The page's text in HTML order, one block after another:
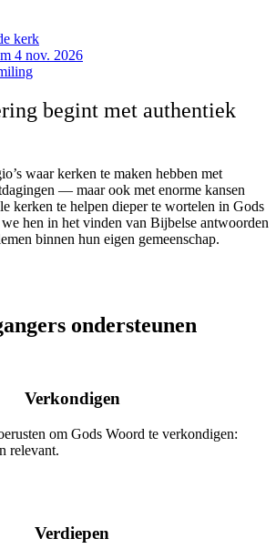
kerk
4 nov. 2026
begint met authentiek
waar kerken te maken hebben met
— maar ook met enorme kansen
kerken te helpen dieper te wortelen in Gods
hen in het vinden van Bijbelse antwoorden
binnen hun eigen gemeenschap.
ondersteunen
Verkondigen
om Gods Woord te verkondigen:
relevant.
Verdiepen